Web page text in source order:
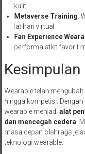
kulit.
Metaverse Training:
latihan virtual.
Fan Experience
performa atlet favorit
Kesimpulan
Wearable telah
hingga kompetisi. Dengan
wearable menjadi alat
dan mencegah cedera .
masa depan olahraga
teknologi wearable.